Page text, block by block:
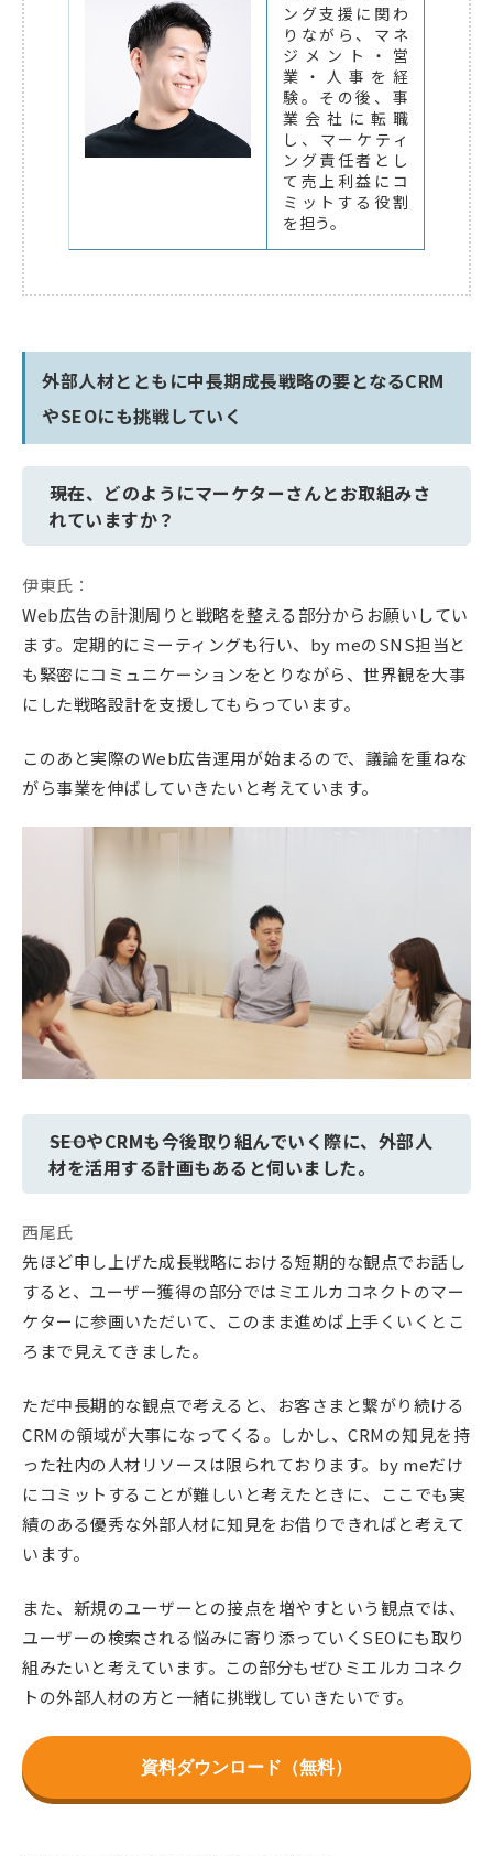
ング支援に関わ
りながら、マネ
ジメント・営
業・人事を経
験。その後、事
業会社に転職
し、マーケティ
ング責任者とし
て売上利益にコ
ミットする役割
を担う。
外部人材とともに中長期成長戦略の要となるCRM
やSEOにも挑戦していく
――現在、どのようにマーケターさんとお取組みさ
れていますか？
伊東氏：
Web広告の計測周りと戦略を整える部分からお願いしてい
ます。定期的にミーティングも行い、by meのSNS担当と
も緊密にコミュニケーションをとりながら、世界観を大事
にした戦略設計を支援してもらっています。
このあと実際のWeb広告運用が始まるので、議論を重ねな
がら事業を伸ばしていきたいと考えています。
――SEOやCRMも今後取り組んでいく際に、外部人
材を活用する計画もあると伺いました。
西尾氏
先ほど申し上げた成長戦略における短期的な観点でお話し
すると、ユーザー獲得の部分ではミエルカコネクトのマー
ケターに参画いただいて、このまま進めば上手くいくとこ
ろまで見えてきました。
ただ中長期的な観点で考えると、お客さまと繋がり続ける
CRMの領域が大事になってくる。しかし、CRMの知見を持
った社内の人材リソースは限られております。by meだけ
にコミットすることが難しいと考えたときに、ここでも実
績のある優秀な外部人材に知見をお借りできればと考えて
います。
また、新規のユーザーとの接点を増やすという観点では、
ユーザーの検索される悩みに寄り添っていくSEOにも取り
組みたいと考えています。この部分もぜひミエルカコネク
トの外部人材の方と一緒に挑戦していきたいです。
資料ダウンロード（無料）